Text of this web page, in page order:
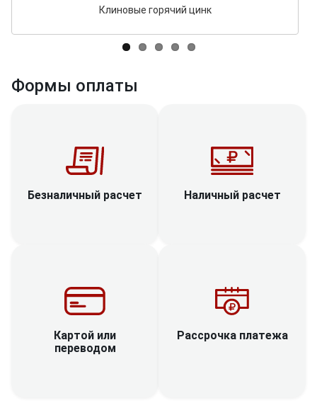
Клиновые горячий цинк
Формы оплаты
Безналичный расчет Наличный расчет
Картой или
переводом
Рассрочка платежа